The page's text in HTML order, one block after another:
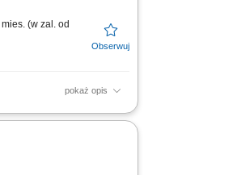
(w zal. od
pokaż opis
i budowanie